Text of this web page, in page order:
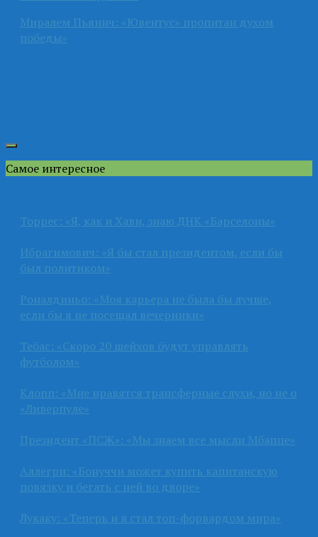
Миралем Пьянич: «Ювентус» пропитан духом
победы»
Самое интересное
Торрес: «Я, как и Хави, знаю ДНК «Барселоны»
Ибрагимович: «Я бы стал президентом, если бы
был политиком»
Роналдиньо: «Моя карьера не была бы лучше,
если бы я не посещал вечеринки»
Тебас: «Скоро 20 шейхов будут управлять
футболом»
Клопп: «Мне нравятся трансферные слухи, но не о
«Ливерпуле»
Президент «ПСЖ»: «Мы знаем все мысли Мбаппе»
Аллегри: «Бонуччи может купить капитанскую
повязку и бегать с ней во дворе»
Лукаку: «Теперь и я стал топ-форвардом мира»